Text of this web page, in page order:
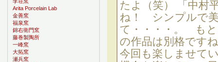
たよ（笑） 「中村
ね！ シンプルで
て・・・・。 もと
の作品は別格です
今回も楽しませて
Arita Porcelain Lab
金善窯
福泉窯
錦右衛門窯
藤巻製陶所
一峰窯
大拓窯
瀬兵窯